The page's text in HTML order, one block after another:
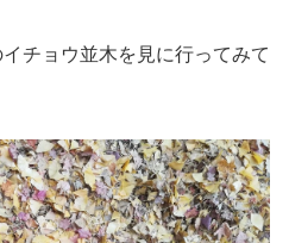
チョウ並木を見に行ってみて